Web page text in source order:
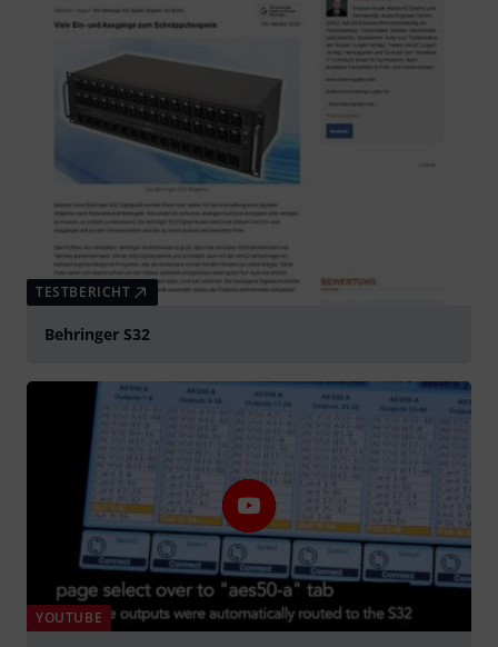
TESTBERICHT
Behringer S32
YOUTUBE